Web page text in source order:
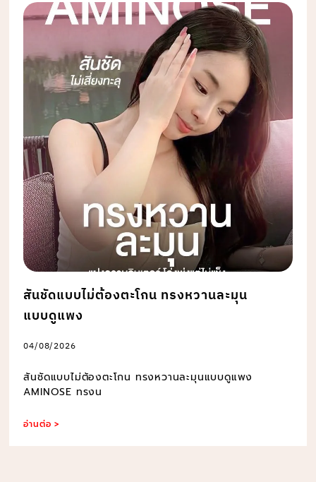
สันชัดแบบไม่ต้องตะโกน ทรงหวานละมุน
แบบดูแพง
04/08/2026
สันชัดแบบไม่ต้องตะโกน ทรงหวานละมุนแบบดูแพง
AMINOSE ทรงน
อ่านต่อ >